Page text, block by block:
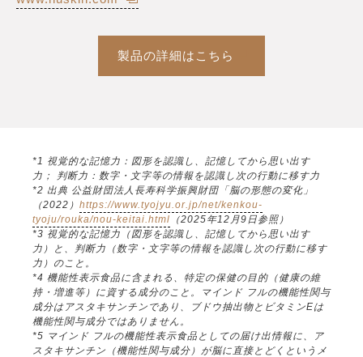
製品の詳細はこちら
*1 視覚的な記憶力：図形を認識し、記憶してから思い出す
力； 判断力：数字・文字等の情報を認識し次の行動に移す力
*2 出典 公益財団法人長寿科学振興財団「脳の形態の変化」
（2022） https://www.tyojyu.or.jp/net/kenkou-
tyoju/rouka/nou-keitai.html （2025年12月9日参照）
*3 視覚的な記憶力（図形を認識し、記憶してから思い出す
力）と、判断力（数字・文字等の情報を認識し次の行動に移す
力）のこと。
*4 機能性表示食品に含まれる、特定の保健の目的（健康の維
持・増進等）に資する成分のこと。マインド フルの機能性関与
成分はアスタキサンチンであり、ブドウ抽出物とビタミンEは
機能性関与成分ではありません。
*5 マインド フルの機能性表示食品としての届け出情報に、ア
スタキサンチン（機能性関与成分）が脳に直接とどくというメ